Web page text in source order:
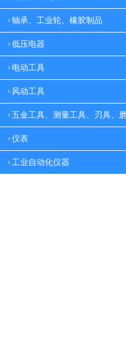
轴承、工业轮、橡胶制品
低压电器
电动工具
风动工具
五金工具、测量工具、刃具、
仪表
工业自动化仪器